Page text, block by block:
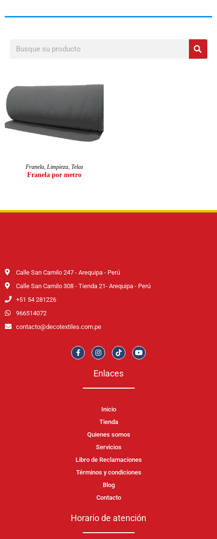
LEER MÁS
Franela, Limpieza, Telas
Franela por metro
Calle San Camilo 247 - Arequipa - Perú
Calle San Camilo 308 - Tienda 21- Arequipa - Perú
+51 54 281226
966514072
contacto@decotextiles.com.pe
Enlaces
Inicio
Tienda
Quienes somos
Servicios
Libro de Reclamaciones
Términos y condiciones
Blog
Contacto
Horario de atención